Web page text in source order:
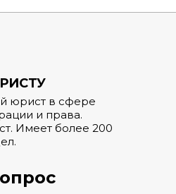
юрист в сфере
и права.
Имеет более 200